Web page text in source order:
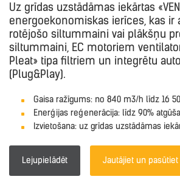
Uz grīdas uzstādāmas iekārtas
energoekonomiskas ierīces, kas ir
rotējošo siltummaini vai plākšņu
siltummaini, EC motoriem
Pleat» tipa filtriem un integrētu
(Plug&Play).
Gaisa ražīgums: no 840 m3/h līdz 16
Enerģijas reģenerācija: līdz 90%
Izvietošana: uz grīdas uzstādāmas
Lejupielādēt Jautājiet un pasūtiet